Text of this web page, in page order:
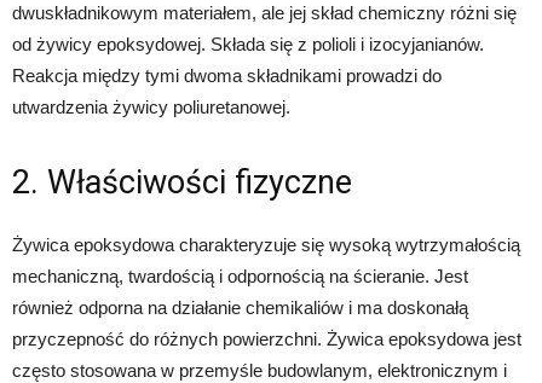
dwuskładnikowym materiałem, ale jej skład chemiczny różni się
od żywicy epoksydowej. Składa się z polioli i izocyjanianów.
Reakcja między tymi dwoma składnikami prowadzi do
utwardzenia żywicy poliuretanowej.
2. Właściwości fizyczne
Żywica epoksydowa charakteryzuje się wysoką wytrzymałością
mechaniczną, twardością i odpornością na ścieranie. Jest
również odporna na działanie chemikaliów i ma doskonałą
przyczepność do różnych powierzchni. Żywica epoksydowa jest
często stosowana w przemyśle budowlanym, elektronicznym i